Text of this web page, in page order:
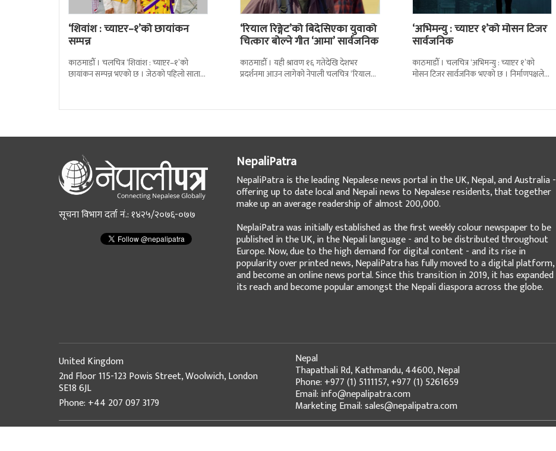
‘शिवांश : च्याप्टर–१’को छायांकन
सम्पन्न
काठमाडौँ । चलचित्र ‘शिवांश : च्याप्टर–१’को
छायांकन सम्पन्न भएको छ । जेठको पहिलो साता
‘रियाल रिङ्गेट’को बिदेसिएका युवाको
चित्कार बोल्ने गीत ‘आमा’ सार्वजनिक
काठमाडौँ । यही श्रावण १६ गतेदेखि देशभर
प्रदर्शनमा आउन लागेको नेपाली चलचित्र ‘रियाल
‘अभिमन्यु : च्याप्टर १’को मोसन टिजर
सार्वजनिक
काठमाडौँ । चलचित्र ‘अभिमन्यु : च्याप्टर १’को
मोसन टिजर सार्वजनिक भएको छ । निर्माणपक्षले
सूचना विभाग दर्ता नं.: १४२५/२०७६-०७७
NepaliPatra
NepaliPatra is the leading Nepalese news portal in the UK, Nepal, and Australia -
offering up to date local and Nepali news to Nepalese residents, that together
make up an average readership of almost 200,000.
NeplaiPatra was initially established as the first weekly colour newspaper to be
published in the UK, in the Nepali language - and to be distributed throughout
Europe. Now, due to the high demand for digital content - and its rise in
popularity over printed news, NepaliPatra has fully moved to a digital platform,
and become an online news portal. Since this transition in 2019, it has expanded
its reach and become popular amongst the Nepali diaspora across the globe.
United Kingdom
2nd Floor 115-123 Powis Street, Woolwich, London
SE18 6JL
Phone: +44 207 097 3179
Nepal
Thapathali Rd, Kathmandu, 44600, Nepal
Phone: +977 (1) 5111157, +977 (1) 5261659
Email: info@nepalipatra.com
Marketing Email: sales@nepalipatra.com